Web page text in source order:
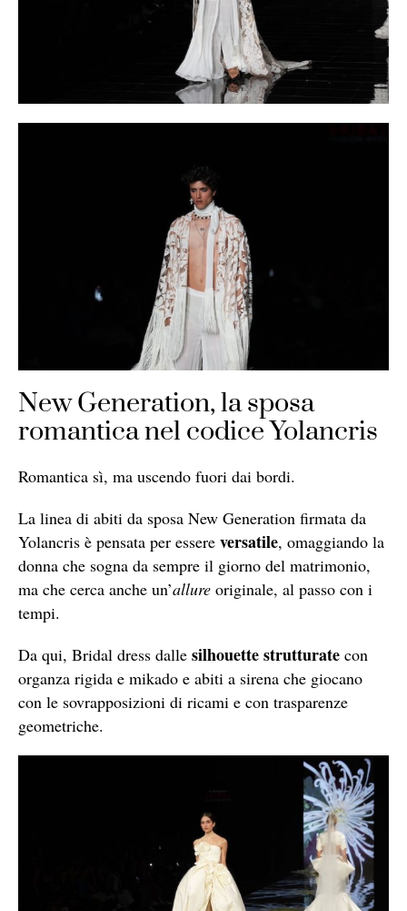
New Generation, la sposa
romantica nel codice Yolancris
Romantica sì, ma uscendo fuori dai bordi.
La linea di abiti da sposa New Generation firmata da
Yolancris è pensata per essere versatile, omaggiando la
donna che sogna da sempre il giorno del matrimonio,
ma che cerca anche un’allure originale, al passo con i
tempi.
Da qui, Bridal dress dalle silhouette strutturate con
organza rigida e mikado e abiti a sirena che giocano
con le sovrapposizioni di ricami e con trasparenze
geometriche.